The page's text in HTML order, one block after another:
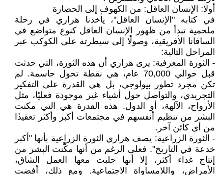
أولا: الإنسان العاقل: من الكهوف إلى الحضارة
في كتابه "الإنسان العاقل"، يأخذنا هراري في رحلة
ملحمية تبدأ من ظهور الإنسان العاقل كنوع متواضع في
السافانا الأفريقية، وصولًا إلى سيطرته على الكوكب عبر
المراحل التالية:
- الثورة المعرفية: يرى هراري أن هذه الثورة، التي حدثت
قبل حوالي 70,000 عام، هي نقطة تحول حاسمة. لم
تكن مجرد تطور بيولوجي، بل هي القدرة على التفكير
التجريدي، والتواصل حول أشياء غير موجودة فعليًا، مثل
الأرواح، الآلهة، أو الدول. هذه القدرة هي التي مكنت
البشر من تنظيم أنفسهم في مجتمعات أكبر وأكثر تعقيدًا
من أي كائن آخر.
- الثورة الزراعية: يصف هراري الثورة الزراعية بأنها "أكبر
خدعة في التاريخ". فعلى الرغم من أنها مكَّنت البشر من
إنتاج غذاء أكثر، إلا أنها جلبت معها العمل الشاق،
الأمراض، واللامساواة الاجتماعية. ومع ذلك، أفضت